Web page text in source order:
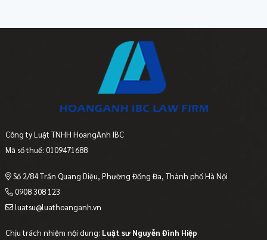
Công ty Luật TNHH HoangAnh IBC
Mã số thuế: 0109471688
Số 2/84 Trần Quang Diệu, Phường Đống Đa, Thành phố Hà Nội
0908 308 123
luatsu@luathoanganh.vn
Chịu trách nhiệm nội dung: Luật sư Nguyễn Đình Hiệp